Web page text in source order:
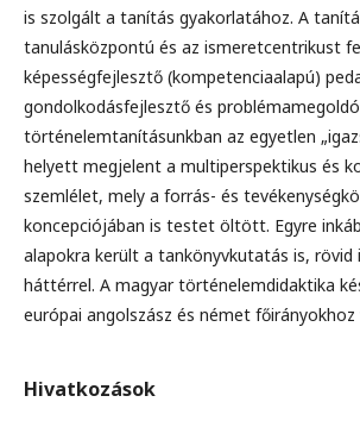
is szolgált a tanítás gyakorlatához. A
tanulásközpontú és az ismeretcentrikust
képességfejlesztő (kompetenciaalapú)
gondolkodásfejlesztő és problémamegoldó
történelemtanításunkban az egyetlen
helyett megjelent a multiperspektikus és
szemlélet, mely a forrás- és
koncepciójában is testet öltött. Egyre
alapokra került a tankönyvkutatás is, rövid
háttérrel. A magyar történelemdidaktika
európai angolszász és német
Hivatkozások